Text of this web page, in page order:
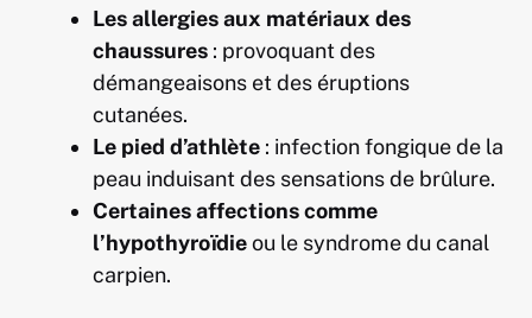
Les allergies aux matériaux des
chaussures : provoquant des
démangeaisons et des éruptions
cutanées.
Le pied d’athlète : infection fongique de la
peau induisant des sensations de brûlure.
Certaines affections comme
l’hypothyroïdieou le syndrome du canal
carpien.